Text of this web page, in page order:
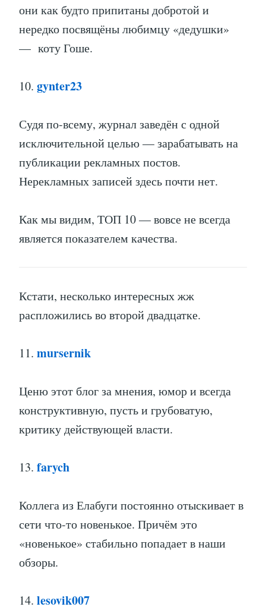
они как будто припитаны добротой и
нередко посвящёны любимцу «дедушки»
— коту Гоше.
10. gynter23
Судя по-всему, журнал заведён с одной
исключительной целью — зарабатывать на
публикации рекламных постов.
Нерекламных записей здесь почти нет.
Как мы видим, ТОП 10 — вовсе не всегда
является показателем качества.
Кстати, несколько интересных жж
распложились во второй двадцатке.
11. mursernik
Ценю этот блог за мнения, юмор и всегда
конструктивную, пусть и грубоватую,
критику действующей власти.
13. farych
Коллега из Елабуги постоянно отыскивает в
сети что-то новенькое. Причём это
«новенькое» стабильно попадает в наши
обзоры.
14. lesovik007